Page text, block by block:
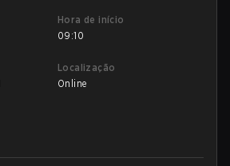
Hora de início
09:10
Localização
Online